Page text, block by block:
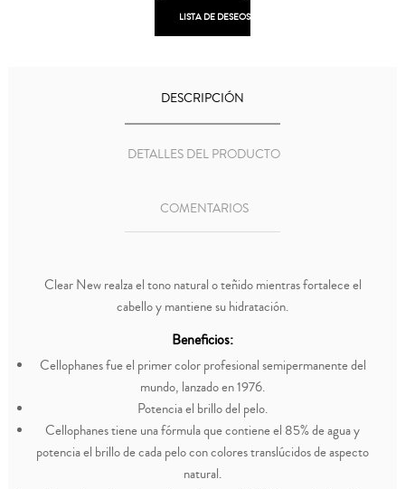
LISTA DE DESEOS
DESCRIPCIÓN
DETALLES DEL PRODUCTO
COMENTARIOS
Clear New realza el tono natural o teñido mientras fortalece el
cabello y mantiene su hidratación.
Beneficios:
Cellophanes fue el primer color profesional semipermanente del
mundo, lanzado en 1976.
Potencia el brillo del pelo.
Cellophanes tiene una fórmula que contiene el 85% de agua y
potencia el brillo de cada pelo con colores translúcidos de aspecto
natural.